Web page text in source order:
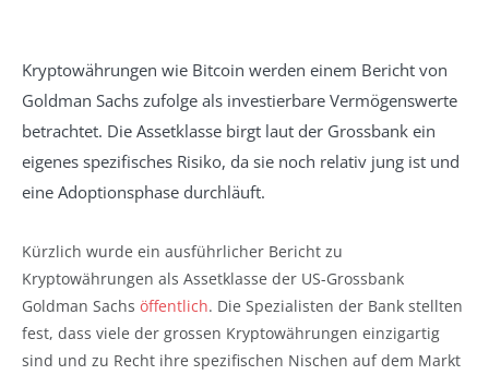
Kryptowährungen wie Bitcoin werden einem Bericht von
Goldman Sachs zufolge als investierbare Vermögenswerte
betrachtet. Die Assetklasse birgt laut der Grossbank ein
eigenes spezifisches Risiko, da sie noch relativ jung ist und
eine Adoptionsphase durchläuft.
Kürzlich wurde ein ausführlicher Bericht zu
Kryptowährungen als Assetklasse der US-Grossbank
Goldman Sachs öffentlich. Die Spezialisten der Bank stellten
fest, dass viele der grossen Kryptowährungen einzigartig
sind und zu Recht ihre spezifischen Nischen auf dem Markt